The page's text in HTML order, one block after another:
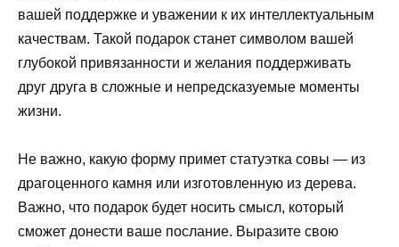
вашей поддержке и уважении к их интеллектуальным
качествам. Такой подарок станет символом вашей
глубокой привязанности и желания поддерживать
друг друга в сложные и непредсказуемые моменты
жизни.
Не важно, какую форму примет статуэтка совы — из
драгоценного камня или изготовленную из дерева.
Важно, что подарок будет носить смысл, который
сможет донести ваше послание. Выразите свою